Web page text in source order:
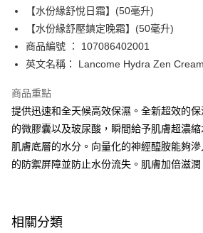
PayMe
WeChat Pay
BoC Pay
送貨方式
順豐自助櫃 - 確認發貨後1-3個工作天送達
每筆HK$65.00，滿HK$300.00或以上免運
順豐站及營業點 - 確認發貨後1-3個工作天
物流公司進行物流配送
【水份緣舒悅日霜】(50毫升)
【水份緣舒壓鎮定晚霜】(50毫升)
商品編號 ： 107086402001
英文名稱： Lancome Hydra Zen
商品重點
提供迅速和全天候高效保濕。全新超效的
的微膠囊以及玻尿酸，瞬間給予肌膚超濃
肌膚底層的水分。向量化的神經醯胺能夠
的防禦屏障並防止水份流失。肌膚加倍滋潤
相關分類